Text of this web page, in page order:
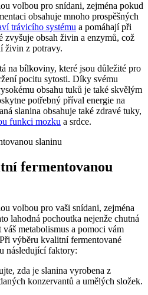
volbou pro snídani, zejména pokud
obsahuje mnoho prospěšných
trávicího systému a pomáhají při
zvyšuje obsah živin a enzymů, což
živin z potravy.
na bílkoviny, které jsou důležité pro
pocitu sytosti. Díky svému
obsahu tuků je také skvělým
potřebný příval energie na
slanina obsahuje také zdravé tuky,
funkci mozku a srdce.
fermentovanou
volbou pro vaši snídani, zejména
lahodná pochoutka nejenže chutná
metabolismus a pomoci vám
výběru kvalitní fermentované
následující faktory:
zda je slanina vyrobena z
konzervantů a umělých složek.